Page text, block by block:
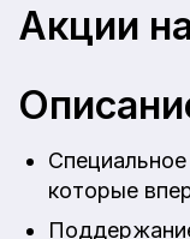
Акции
которые